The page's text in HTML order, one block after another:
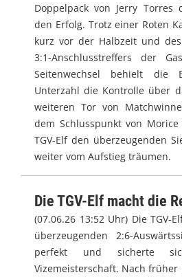
Doppelpack von Jerry
den Erfolg. Trotz einer Roten
kurz vor der Halbzeit und
3:1-Anschlusstreffers der
Seitenwechsel behielt die
Unterzahl die Kontrolle über
weiteren Tor von
dem Schlusspunkt von
TGV-Elf den überzeugenden
weiter vom Aufstieg träumen.
Die TGV-Elf macht die
(07.06.26 13:52 Uhr) Die TGV-
überzeugenden 2:6-
perfekt und sicherte
Vizemeisterschaft. Nach früher